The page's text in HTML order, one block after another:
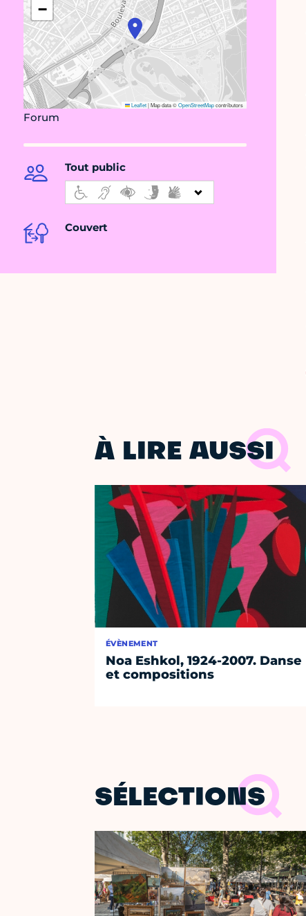
−
Leaflet|Map data ©OpenStreetMapcontributors
Forum
Tout public
Couvert
À LIRE AUSSI
ÉVÈNEMENT
Noa Eshkol, 1924-2007. Danse
et compositions
SÉLECTIONS